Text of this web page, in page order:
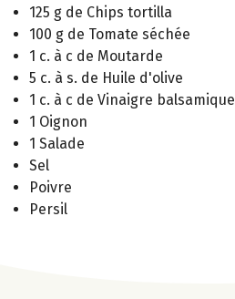
125 g de Chips tortilla
100 g de Tomate séchée
1 c. à c de Moutarde
5 c. à s. de Huile d'olive
1 c. à c de Vinaigre balsamique
1 Oignon
1 Salade
Sel
Poivre
Persil